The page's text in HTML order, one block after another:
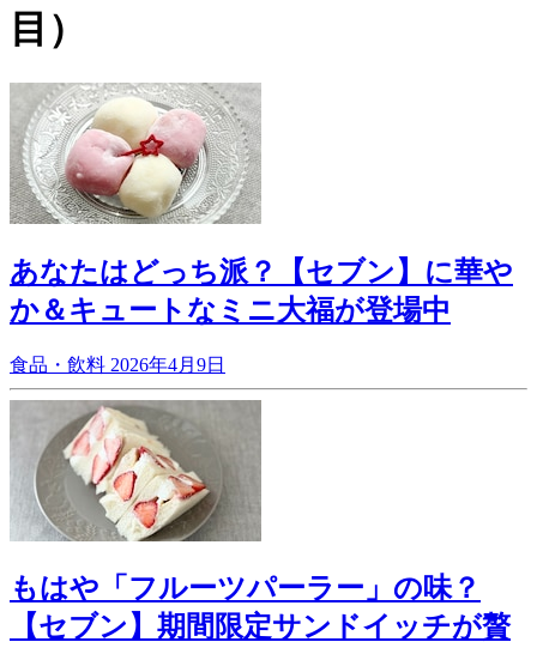
目）
あなたはどっち派？【セブン】に華や
か＆キュートなミニ大福が登場中
食品・飲料 2026年4月9日
もはや「フルーツパーラー」の味？
【セブン】期間限定サンドイッチが贅